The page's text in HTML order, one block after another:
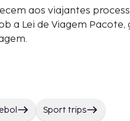
aos viajantes
a Lei de Viagem Pacote,
Sport trips